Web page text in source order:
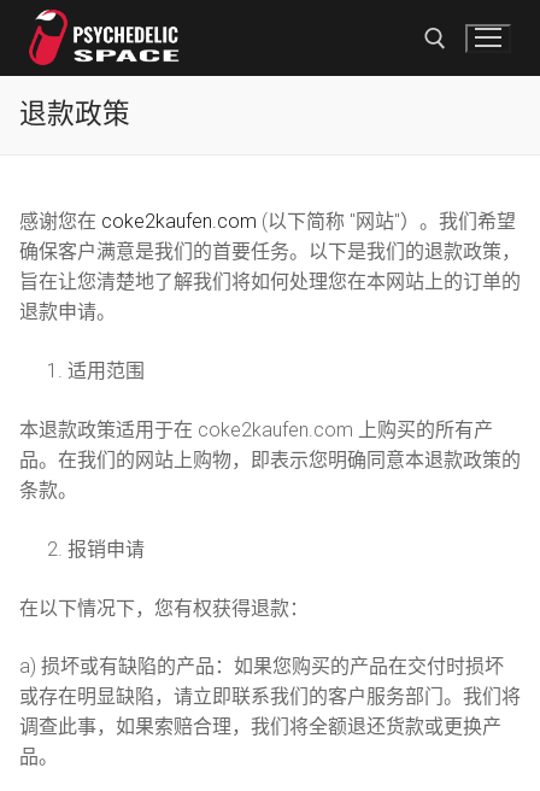
内
索
首页
KO 下降
摇头丸
LSD
氯胺酮
研究化学品
联系我们
简体中文
العربية
Čeština
Nederlands
English
退款政策
感谢您在 coke2kaufen.com (以下简称 "网站"）。我们希望
确保客户满意是我们的首要任务。以下是我们的退款政策，
旨在让您清楚地了解我们将如何处理您在本网站上的订单的
退款申请。
适用范围
本退款政策适用于在 coke2kaufen.com 上购买的所有产
品。在我们的网站上购物，即表示您明确同意本退款政策的
条款。
报销申请
在以下情况下，您有权获得退款：
a) 损坏或有缺陷的产品：如果您购买的产品在交付时损坏
或存在明显缺陷，请立即联系我们的客户服务部门。我们将
调查此事，如果索赔合理，我们将全额退还货款或更换产
品。